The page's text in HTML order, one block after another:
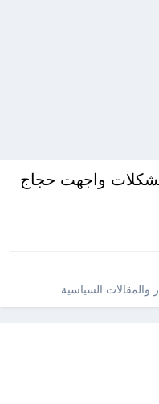
واجهت حجاج
والمقالات السياسية